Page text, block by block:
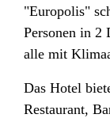
"Europolis"
Personen in 2
alle mit
Das Hotel
Restaurant,